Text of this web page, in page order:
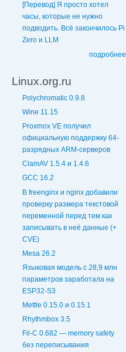
[Перевод] Я просто хотел
часы, которые не нужно
подводить. Всё закончилось Pi
Zero и LLM
подробнее
Linux.org.ru
Polychromatic 0.9.8
Wine 11.15
Proxmox VE получил
официальную поддержку 64-
разрядных ARM-серверов
ClamAV 1.5.4 и 1.4.6
GCC 16.2
В freenginx и nginx добавили
проверку размера текстовой
переменной перед тем как
записывать в неё данные (+
CVE)
Mesa 26.2
Языковая модель с 28,9 млн
параметров заработала на
ESP32-S3
Mettle 0.15.0 и 0.15.1
Rhythmbox 3.5
Fil-C 0.682 — memory safety
без переписывания